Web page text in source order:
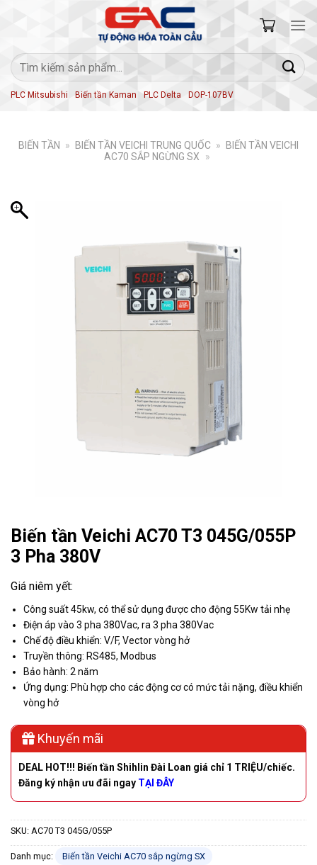
Tìm
kiếm:
PLC Mitsubishi Biến tần Kaman PLC Delta DOP-107BV
BIẾN TẦN » BIẾN TẦN VEICHI TRUNG QUỐC »
BIẾN TẦN VEICHI
AC70 SẮP NGỪNG SX
»
Biến tần Veichi AC70 T3 045G/055P
3 Pha 380V
Công suất 45kw, có thể sử dụng được cho động 55Kw tải nhẹ
Điện áp vào 3 pha 380Vac, ra 3 pha 380Vac
Chế độ điều khiển: V/F, Vector vòng hở
Truyền thông: RS485, Modbus
Bảo hành: 2 năm
Ứng dụng: Phù hợp cho các động cơ có mức tải nặng, điều khiển
vòng hở
Khuyến mãi
DEAL HOT!!! Biến tần Shihlin Đài Loan giá chỉ 1 TRIỆU/chiếc.
Đăng ký nhận ưu đãi ngay TẠI ĐÂY
SKU: AC70 T3 045G/055P
Danh mục: Biến tần Veichi AC70 sắp ngừng SX